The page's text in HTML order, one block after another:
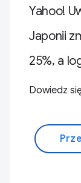
Yahoo!
Japonii
25%, a
Dowiedz